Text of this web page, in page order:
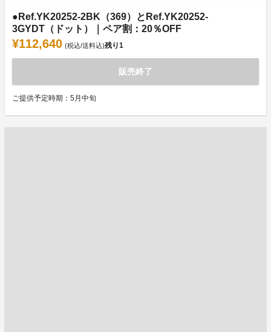
●Ref.YK20252-2BK（369）とRef.YK20252-
3GYDT（ドット）｜ペア割：20％OFF
¥112,640 (税込/送料込)残り1
販売終了
ご提供予定時期：5月中旬